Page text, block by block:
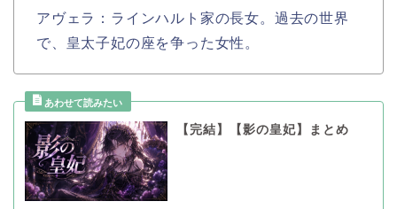
アヴェラ：ラインハルト家の長女。過去の世界
で、皇太子妃の座を争った女性。
【完結】【影の皇妃】まとめ